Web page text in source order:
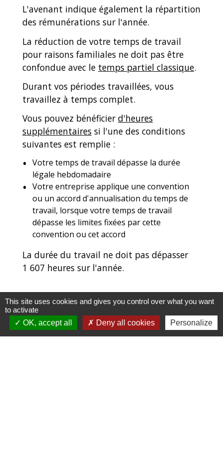
L'avenant indique également la répartition
des rémunérations sur l'année.
La réduction de votre temps de travail
pour raisons familiales ne doit pas être
confondue avec le temps partiel classique.
Durant vos périodes travaillées, vous
travaillez à temps complet.
Vous pouvez bénéficier d'heures
supplémentaires si l'une des conditions
suivantes est remplie :
Votre temps de travail dépasse la durée
légale hebdomadaire
Votre entreprise applique une convention
ou un accord d'annualisation du temps de
travail, lorsque votre temps de travail
dépasse les limites fixées par cette
convention ou cet accord
La durée du travail ne doit pas dépasser
1 607 heures sur l'année.
Textes de référence
This site uses cookies and gives you control over what you want
to activate
OK, accept all
Deny all cookies Personalize